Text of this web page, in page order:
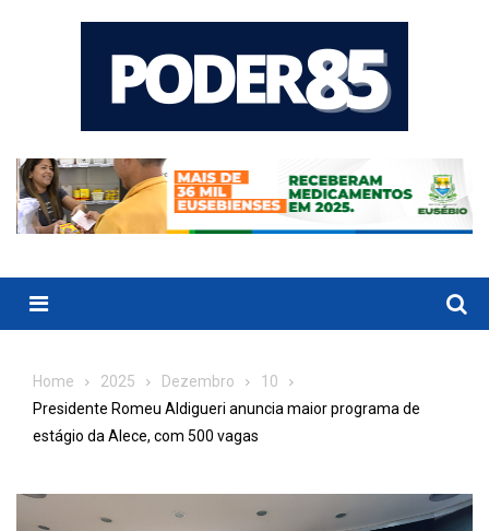
Menu
Home 2025 Dezembro
10
Presidente Romeu Aldigueri anuncia maior programa de
estágio da Alece, com 500 vagas